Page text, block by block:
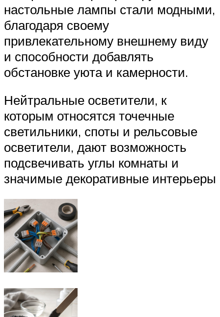
настольные лампы стали модными,
благодаря своему
привлекательному внешнему виду
и способности добавлять
обстановке уюта и камерности.
Нейтральные осветители, к
которым относятся точечные
светильники, споты и рельсовые
осветители, дают возможность
подсвечивать углы комнаты и
значимые декоративные интерьеры